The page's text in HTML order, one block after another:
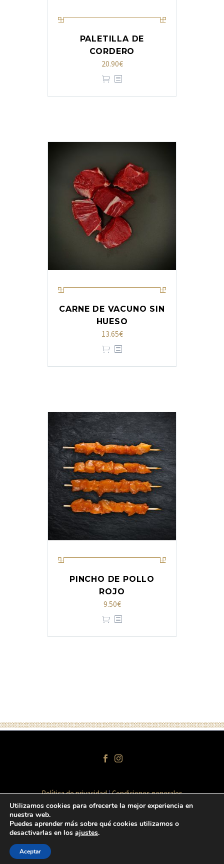
PALETILLA DE
CORDERO
20.90€
CARNE DE VACUNO SIN
HUESO
13.65€
PINCHO DE POLLO
ROJO
9.50€
Política de privacidad Condiciones generales
Términos y condiciones de venta Aviso legal
Utilizamos cookies para ofrecerte la mejor experiencia en
nuestra web.
Puedes aprender más sobre qué cookies utilizamos o
desactivarlas en los ajustes.
Aceptar